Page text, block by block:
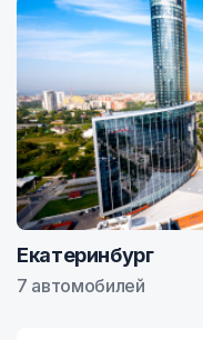
Екатеринбург
7 автомобилей